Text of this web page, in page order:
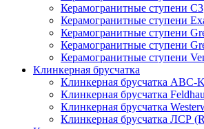
Керамогранитные ступени C3
Керамогранитные ступени
Керамогранитные ступени
Керамогранитные ступени
Керамогранитные ступени
Клинкерная брусчатка
Клинкерная брусчатка ABC-
Клинкерная брусчатка
Клинкерная брусчатка
Клинкерная брусчатка ЛСР